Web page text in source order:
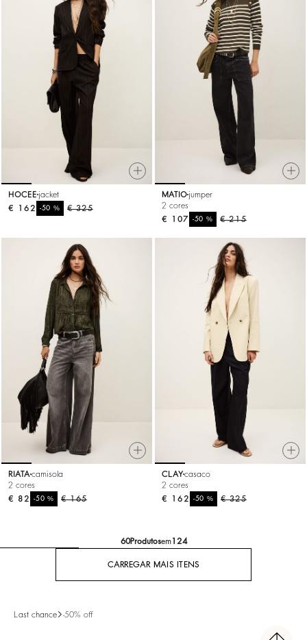
HOCEE jacket
€ 325
-50%
€ 162
MATIO jumper
2 cores
€ 215
-50%
€ 107
RIATA camisola
2 cores
€ 165
-50%
€ 82
CLAYcasaco
2 cores
€ 325
-50%
€ 162
60Produtosem124
CARREGAR MAIS ITENS
Last chance -50% off